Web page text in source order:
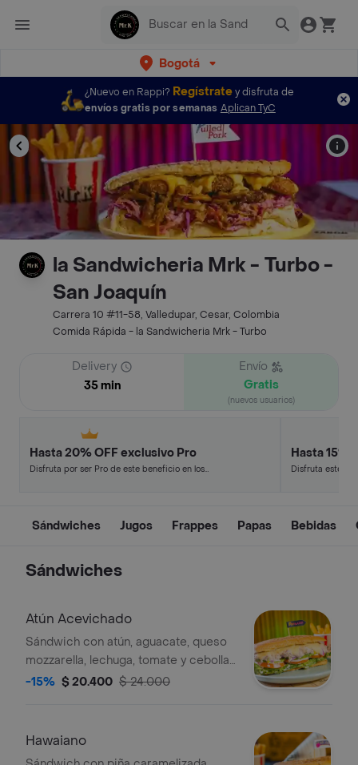
Bogotá
¿Nuevo en Rappi? Regístratey disfruta de
envíos gratis por semanas Aplican TyC
la Sandwicheria Mrk - Turbo -
San Joaquín
Carrera 10 #11-58, Valledupar, Cesar, Colombia
Comida Rápida - la Sandwicheria Mrk - Turbo
Delivery
35 min
Envío
Gratis
(nuevos usuarios)
Hasta 20% OFF exclusivo Pro
Disfruta por ser Pro de este beneficio en los
Hasta 15%
Disfruta este
Sándwiches Jugos Frappes Papas Bebidas
Sándwiches
Atún Acevichado
Sándwich con atún, aguacate, queso
mozzarella, lechuga, tomate y cebolla
morada.
-15% $ 20.400 $ 24.000
Hawaiano